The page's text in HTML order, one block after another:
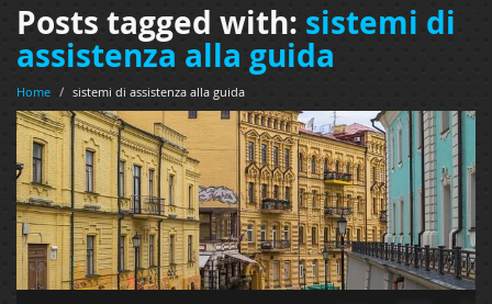
Posts tagged with: sistemi di
assistenza alla guida
Home / sistemi di assistenza alla guida